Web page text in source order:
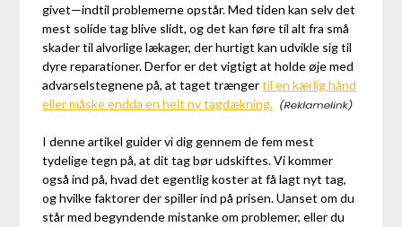
givet—indtil problemerne opstår. Med tiden kan selv det
mest solide tag blive slidt, og det kan føre til alt fra små
skader til alvorlige lækager, der hurtigt kan udvikle sig til
dyre reparationer. Derfor er det vigtigt at holde øje med
advarselstegnene på, at taget trængertil en kærlig hånd
eller måske endda en helt ny tagdækning.
I denne artikel guider vi dig gennem de fem mest
tydelige tegn på, at dit tag bør udskiftes. Vi kommer
også ind på, hvad det egentlig koster at få lagt nyt tag,
og hvilke faktorer der spiller ind på prisen. Uanset om du
står med begyndende mistanke om problemer, eller du